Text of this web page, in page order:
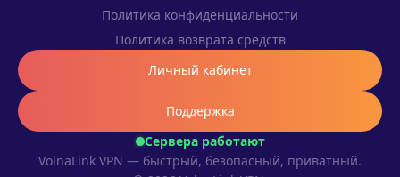
Сервера работают
VolnaLink VPN — быстрый, безопасный, приватный.
Политика конфиденциальности
Политика возврата средств
Личный кабинет
Поддержка